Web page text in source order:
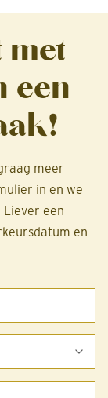
met
een
meer
in en we
Liever een
en -